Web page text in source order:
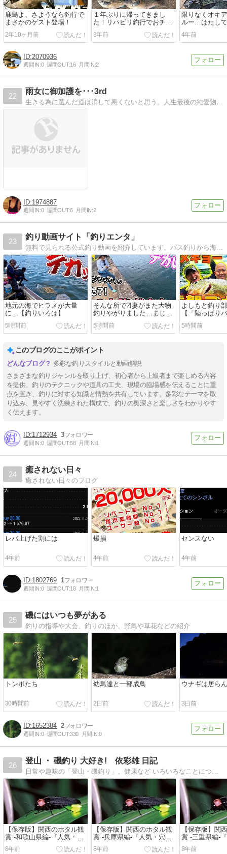
鹿島よ、さようなら釣行で
まさかのゲスト登場！
2年10ヶ月前
１年ぶりに帰ってきまし
た！リハビリ釣行でおチヌ
様降臨。
3年前
限りなくオキ
ルー…はたし
ミで釣れるの
4年前
2070936
週間IN:0 週間OUT:16 月間IN:2
22
雨女に御加護を･･･3rd
生きる為に選んだ道は消して悪くないと思う。人生最後の純愛物語･･･釣りと恋愛の日記です＾＾
1974887
週間IN:0 週間OUT:6 月間IN:2
23
釣り動画サイト「釣りエンタ」
無料で見られる公式釣り動画を紹介しています。バス釣りから海釣りなど、ありとあらゆる釣り動画満載。あなたの釣りライフを楽しく、充実させます！
地元の海でヒラメが大量
に…【釣りいろは】
5時間前
そんな所で?!妻がまた大物
釣りやがりました…まじや
ばいです【釣りせんば】
5時間前
よしもと釣り
【「陸っぱり
が遠賀川でデ
る！】
5時間前
このブログのここがポイント
多彩な釣りスタイルと動画解説
さまざまな釣りジャンルを取り上げ、初心者から上級者まで楽しめる内容
を提供。釣りのテクニックや道具の工夫、現場の臨場感を伝えることに重
点を置き、釣りに対する知識と情熱を共有しています。多彩なテーマを取
り込み、見やすく洗練された構成で、釣りの奥深さと楽しさをわかりやす
く伝えます。
1712934 3
週間IN:0 週間OUT:58 月間IN:1
24
癒されない日々
癒されない日々のブログ
レバ上げた割には
4年前
爆損
4年前
センスない
4年前
1802769 1
週間IN:0 週間OUT:18 月間IN:1
25
磯にはいつも夢がある
釣りの指導や大会、釣りのほか、野鳥や草花などの紹介
トンボたち
30時間前
幼鳥達と一部成鳥
2日前
ウナギは居ら
3日前
1652384 2
週間IN:0 週間OUT:330 月間IN:0
26
登山 ・ 磯釣り 大好き! 依彩雄 日記
【保存版】関西のホタル観
賞 -和歌山県編-『人気・穴
場スポット』をご紹介
8年前
【保存版】関西のホタル観
賞 -兵庫県編-『人気・穴場
スポット』をご紹介
8年前
【保存版】関
賞 -三重県編-
スポット』を
8年前